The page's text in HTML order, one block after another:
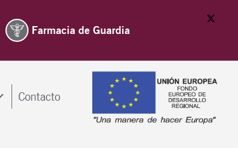
Farmacia de Guardia
Contacto